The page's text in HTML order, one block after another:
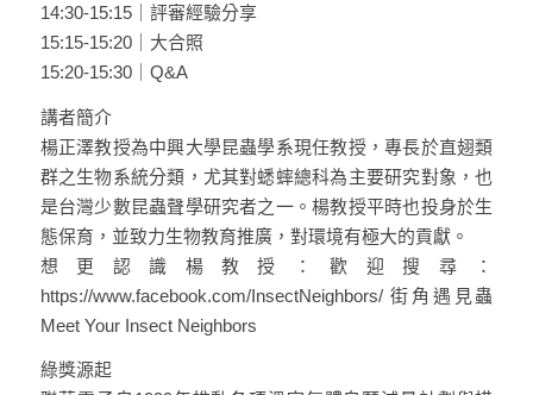
14:30-15:15｜評審經驗分享
15:15-15:20｜大合照
15:20-15:30｜Q&A
講者簡介
楊正澤教授為中興大學昆蟲學系現任教授，專長於直翅類
群之生物系統分類，尤其對蟋蟀總科為主要研究對象，也
是台灣少數昆蟲聲學研究者之一。楊教授平時也投身於生
態保育，並致力生物教育推廣，對環境有極大的貢獻。
想更認識楊教授：歡迎搜尋：
https://www.facebook.com/InsectNeighbors/ 街角遇見蟲
Meet Your Insect Neighbors
綠獎源起